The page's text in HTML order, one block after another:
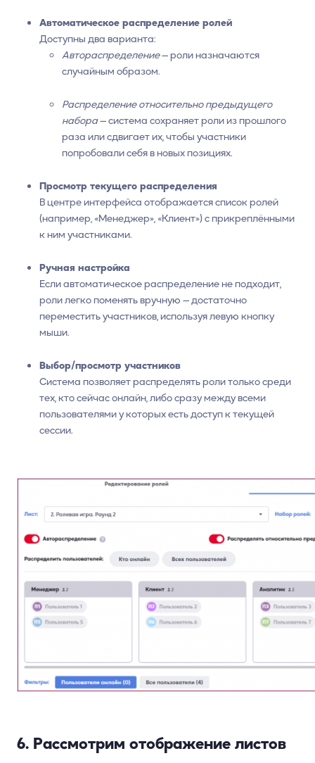
Автоматическое распределение ролей
Доступны два варианта:
Автораспределение— роли назначаются
случайным образом.
Распределение относительно предыдущего
набора— система сохраняет роли из прошлого
раза или сдвигает их, чтобы участники
попробовали себя в новых позициях.
Просмотр текущего распределения
В центре интерфейса отображается список ролей
(например, «Менеджер», «Клиент») с прикреплёнными
к ним участниками.
Ручная настройка
Если автоматическое распределение не подходит,
роли легко поменять вручную — достаточно
переместить участников, используя левую кнопку
мыши.
Выбор/просмотр участников
Система позволяет распределять роли только среди
тех, кто сейчас онлайн, либо сразу между всеми
пользователями у которых есть доступ к текущей
сессии.
6. Рассмотрим отображение листов